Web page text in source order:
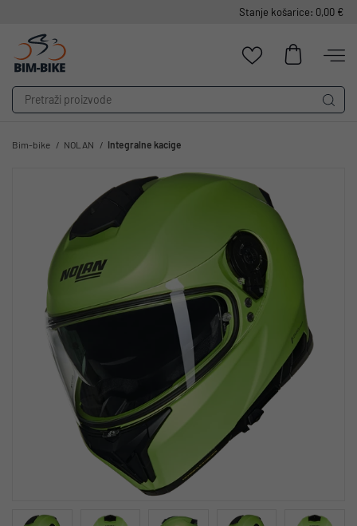
Stanje košarice: 0,00 €
Bim-bike NOLAN Integralne kacige